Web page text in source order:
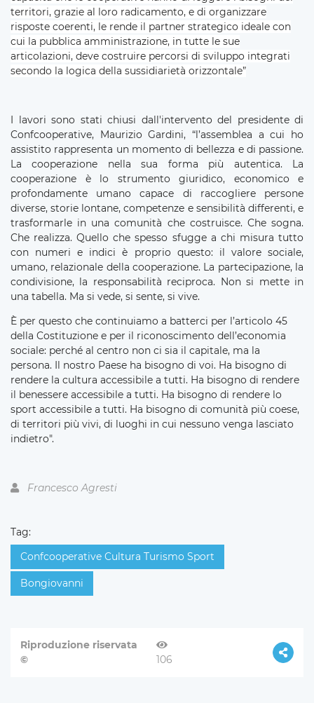
territori, grazie al loro radicamento, e di organizzare
risposte coerenti, le rende il partner strategico ideale con
cui la pubblica amministrazione, in tutte le sue
articolazioni, deve costruire percorsi di sviluppo integrati
secondo la logica della sussidiarietà orizzontale”
I lavori sono stati chiusi dall'intervento del presidente di
Confcooperative, Maurizio Gardini, “l’assemblea a cui ho
assistito rappresenta un momento di bellezza e di passione.
La cooperazione nella sua forma più autentica. La
cooperazione è lo strumento giuridico, economico e
profondamente umano capace di raccogliere persone
diverse, storie lontane, competenze e sensibilità differenti, e
trasformarle in una comunità che costruisce. Che sogna.
Che realizza. Quello che spesso sfugge a chi misura tutto
con numeri e indici è proprio questo: il valore sociale,
umano, relazionale della cooperazione. La partecipazione, la
condivisione, la responsabilità reciproca. Non si mette in
una tabella. Ma si vede, si sente, si vive.
È per questo che continuiamo a batterci per l’articolo 45
della Costituzione e per il riconoscimento dell’economia
sociale: perché al centro non ci sia il capitale, ma la
persona. Il nostro Paese ha bisogno di voi. Ha bisogno di
rendere la cultura accessibile a tutti. Ha bisogno di rendere
il benessere accessibile a tutti. Ha bisogno di rendere lo
sport accessibile a tutti. Ha bisogno di comunità più coese,
di territori più vivi, di luoghi in cui nessuno venga lasciato
indietro".
Francesco Agresti
Tag:
Confcooperative Cultura Turismo Sport
Bongiovanni
Riproduzione riservata
©
106